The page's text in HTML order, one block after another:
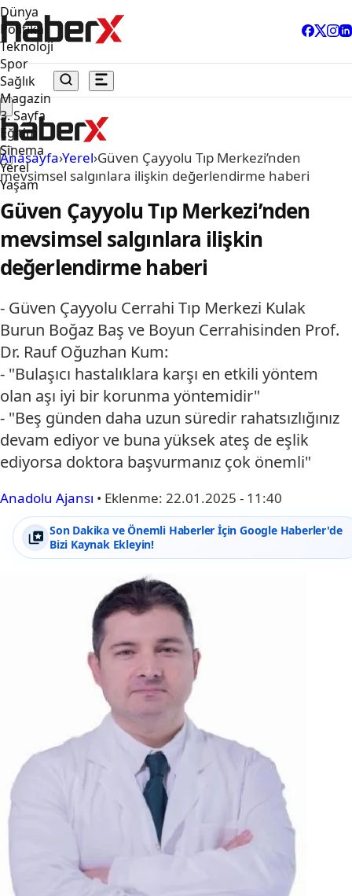
Dünya
Politika
Teknoloji
Spor
Sağlık
Magazin
3. Sayfa
Eğitim
Sinema
Yerel
Yaşam
Anasayfa›Yerel›Güven Çayyolu Tıp Merkezi’nden
mevsimsel salgınlara ilişkin değerlendirme haberi
Güven Çayyolu Tıp Merkezi’nden
mevsimsel salgınlara ilişkin
değerlendirme haberi
- Güven Çayyolu Cerrahi Tıp Merkezi Kulak
Burun Boğaz Baş ve Boyun Cerrahisinden Prof.
Dr. Rauf Oğuzhan Kum:
- "Bulaşıcı hastalıklara karşı en etkili yöntem
olan aşı iyi bir korunma yöntemidir"
- "Beş günden daha uzun süredir rahatsızlığınız
devam ediyor ve buna yüksek ateş de eşlik
ediyorsa doktora başvurmanız çok önemli"
Anadolu Ajansı • Eklenme: 22.01.2025 - 11:40
Son Dakika ve Önemli Haberler İçin Google Haberler'de
Bizi Kaynak Ekleyin!